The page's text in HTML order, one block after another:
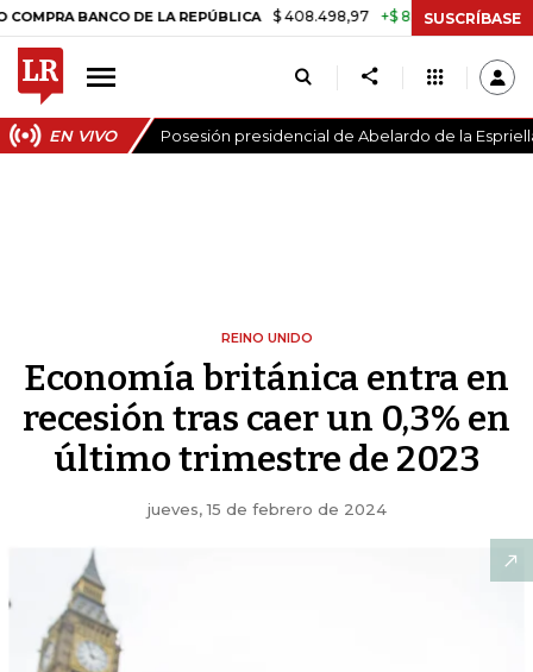
DE LA REPÚBLICA $ 408.498,97 +$ 8.753,81 +2,19% TASA
SUSCRÍBASE
EN VIVO Posesión presidencial de Abelardo de la
REINO UNIDO
Economía británica entra en
recesión tras caer un 0,3% en
último trimestre de 2023
jueves, 15 de febrero de 2024